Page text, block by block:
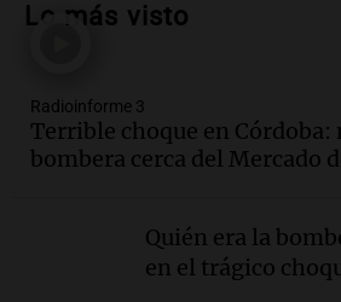
camiones varados
Audio.Controversia en el
mendocino por ausencia
embarazada en votación
Mateo Bouniba,
María, necesita un
Lo más visto
Radioinforme 3
Terrible choque en Córdoba:
bombera cerca del Mercado
Quién era la
en el trágico